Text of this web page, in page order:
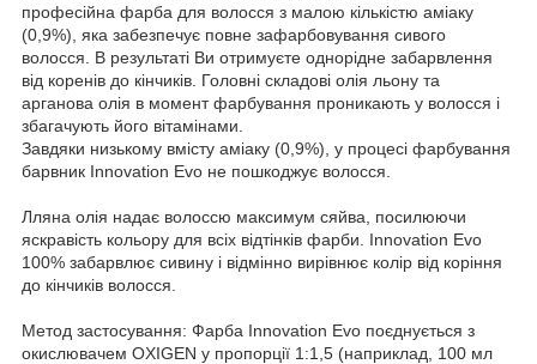
професійна фарба для волосся з малою кількістю аміаку
(0,9%), яка забезпечує повне зафарбовування сивого
волосся. В результаті Ви отримуєте однорідне забарвлення
від коренів до кінчиків. Головні складові олія льону та
арганова олія в момент фарбування проникають у волосся і
збагачують його вітамінами.
Завдяки низькому вмісту аміаку (0,9%), у процесі фарбування
барвник Innovation Evo не пошкоджує волосся.
Лляна олія надає волоссю максимум сяйва, посилюючи
яскравість кольору для всіх відтінків фарби. Innovation Evo
100% забарвлює сивину і відмінно вирівнює колір від коріння
до кінчиків волосся.
Метод застосування: Фарба Innovation Evo поєднується з
окислювачем OXIGEN у пропорції 1:1,5 (наприклад, 100 мл